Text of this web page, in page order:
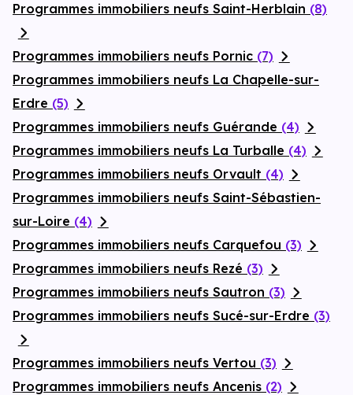
Programmes immobiliers neufs Saint-Herblain (8)
Programmes immobiliers neufs Pornic (7)
Programmes immobiliers neufs La Chapelle-sur-
Erdre (5)
Programmes immobiliers neufs Guérande (4)
Programmes immobiliers neufs La Turballe (4)
Programmes immobiliers neufs Orvault (4)
Programmes immobiliers neufs Saint-Sébastien-
sur-Loire (4)
Programmes immobiliers neufs Carquefou (3)
Programmes immobiliers neufs Rezé (3)
Programmes immobiliers neufs Sautron (3)
Programmes immobiliers neufs Sucé-sur-Erdre (3)
Programmes immobiliers neufs Vertou (3)
Programmes immobiliers neufs Ancenis (2)